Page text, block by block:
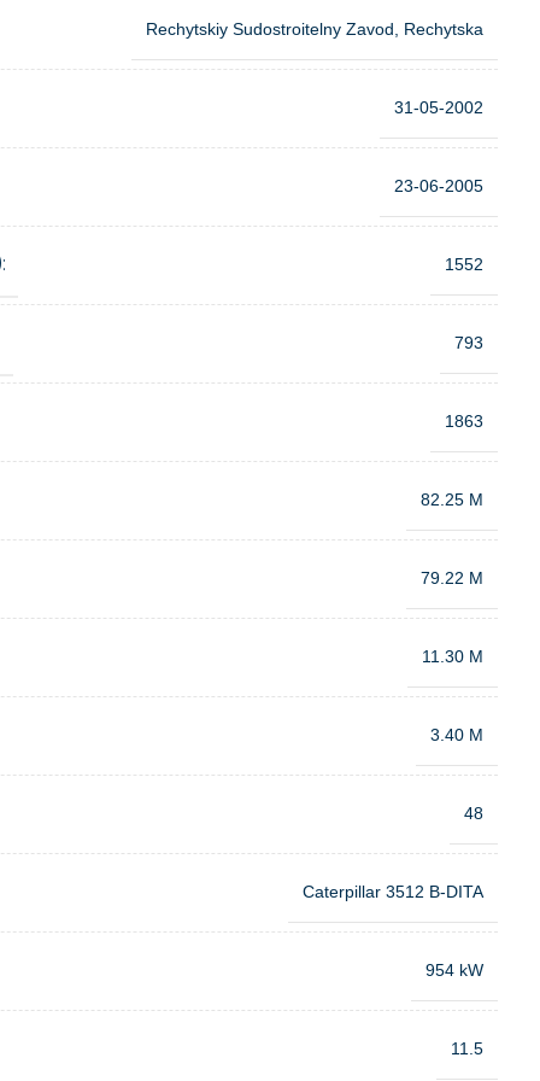
Rechytskiy Sudostroitelny Zavod, Rechytska
31-05-2002
23-06-2005
1552
793
1863
82.25 M
79.22 M
11.30 M
3.40 M
48
Caterpillar 3512 B-DITA
954 kW
11.5